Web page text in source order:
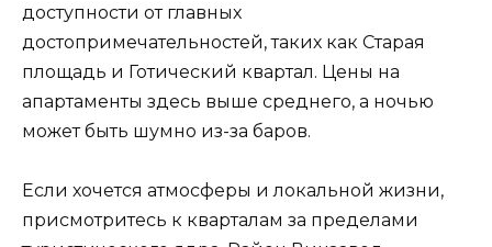
доступности от главных
достопримечательностей, таких как Старая
площадь и Готический квартал. Цены на
апартаменты здесь выше среднего, а ночью
может быть шумно из-за баров.
Если хочется атмосферы и локальной жизни,
присмотритесь к кварталам за пределами